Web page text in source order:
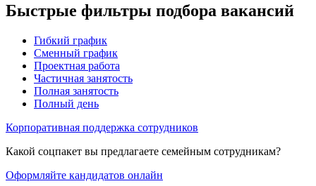
Быстрые фильтры подбора вакансий
Гибкий график
Сменный график
Проектная работа
Частичная занятость
Полная занятость
Полный день
Корпоративная поддержка сотрудников
Какой соцпакет вы предлагаете семейным сотрудникам?
Оформляйте кандидатов онлайн